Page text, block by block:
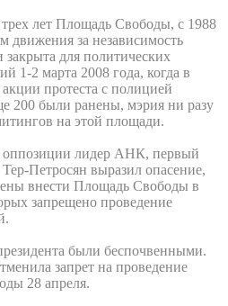
лет Площадь Свободы, с 1988
движения за независимость
для политических
1-2 марта 2008 года, когда в
протеста с полицией
200 были ранены, мэрия ни разу
на этой площади.
оппозиции лидер АНК, первый
Петросян выразил опасение,
внести Площадь Свободы в
запрещено проведение
были беспочвенными.
запрет на проведение
28 апреля.